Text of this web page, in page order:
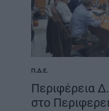
POSTED
IN
Π.Δ.Ε.
Περιφέρεια
στο